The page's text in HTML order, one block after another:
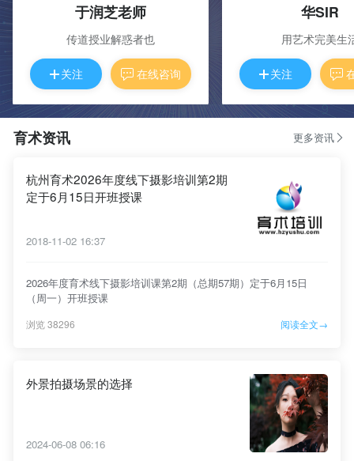
于润芝老师
传道授业解惑者也
关注 在线咨询
华SIR
用艺术完美生
关注
育术资讯 更多资讯
杭州育术2026年度线下摄影培训第2期
定于6月15日开班授课
2018-11-02 16:37
2026年度育术线下摄影培训课第2期（总期57期）定于6月15日
（周一）开班授课
浏览 38296 阅读全文→
外景拍摄场景的选择
2024-06-08 06:16